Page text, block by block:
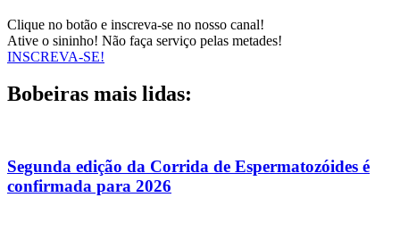
Clique no botão e inscreva-se no nosso canal!
Ative o sininho! Não faça serviço pelas metades!
INSCREVA-SE!
Bobeiras mais lidas:
Segunda edição da Corrida de Espermatozóides é
confirmada para 2026